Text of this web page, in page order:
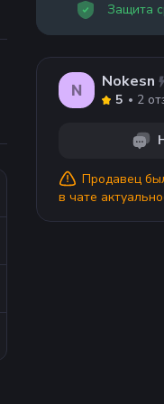
Защита
N Nokesn
5 2
Продавец
в чате